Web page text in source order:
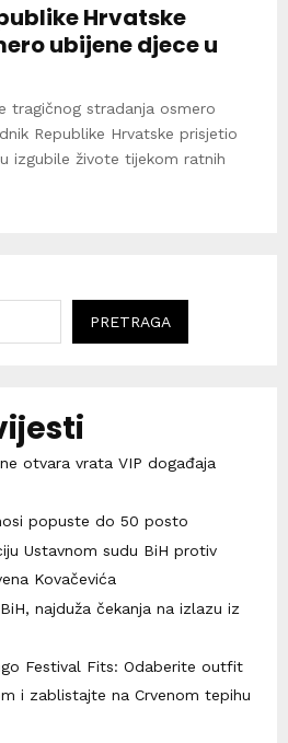
Hrvatske
ubijene djece u
tragičnog stradanja osmero
Republike Hrvatske prisjetio
izgubile živote tijekom ratnih
PRETRAGA
otvara vrata VIP događaja
popuste do 50 posto
Ustavnom sudu BiH protiv
Kovačevića
najduža čekanja na izlazu iz
Festival Fits: Odaberite outfit
i zablistajte na Crvenom tepihu